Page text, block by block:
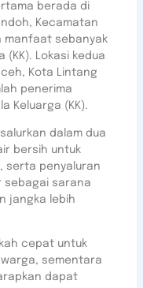
berada di
Kecamatan
manfaat sebanyak
(KK). Lokasi kedua
Kota Lintang
penerima
Keluarga (KK).
dalam dua
bersih untuk
serta penyaluran
sebagai sarana
jangka lebih
cepat untuk
sementara
dapat